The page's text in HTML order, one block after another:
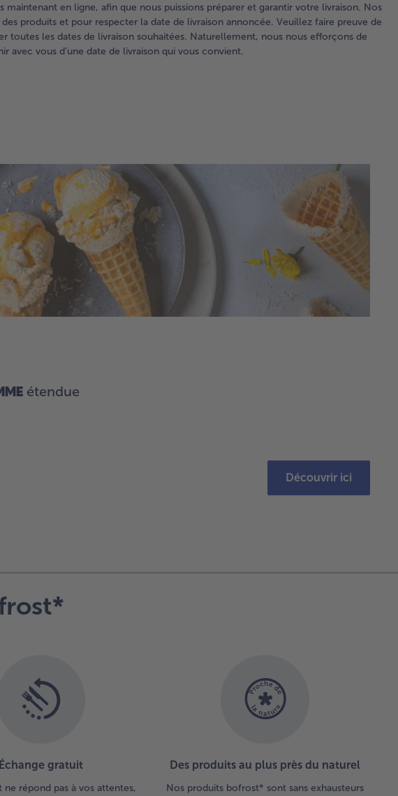
en ligne, afin que nous puissions préparer et garantir votre livraison. Nos
produits et pour respecter la date de livraison annoncée. Veuillez faire preuve de
les dates de livraison souhaitées. Naturellement, nous nous efforçons de
vous d’une date de livraison qui vous convient.
étendue
Découvrir ici
Échange gratuit
ne répond pas à vos attentes,
Des produits au plus près du naturel
Nos produits bofrost* sont sans exhausteurs